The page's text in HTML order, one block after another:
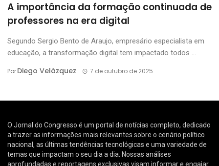
A importância da formação continuada de
professores na era digital
Segundo Sergio Bento de Araujo, empresário especialista em
educação, a transformação digital tem impactado todos ...
PorDiego Velázquez 7 de outubro de 2025
O Jornal do Congresso é um portal de notícias completo, dedicado
a trazer as informações mais relevantes sobre o cenário político
nacional, as últimas tendências tecnológicas e uma variedade de
temas que impactam o seu dia a dia. Nossas análises
aprofundadas e reportagens exclusivas visam informar e engajar